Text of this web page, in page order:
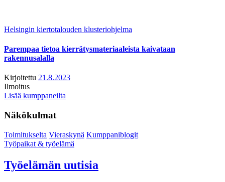
Helsingin kiertotalouden klusteriohjelma
Parempaa tietoa kierrätysmateriaaleista kaivataan
rakennusalalla
Kirjoitettu 21.8.2023
Ilmoitus
Lisää kumppaneilta
Näkökulmat
Toimitukselta Vieraskynä Kumppaniblogit
Työpaikat & työelämä
Työelämän uutisia